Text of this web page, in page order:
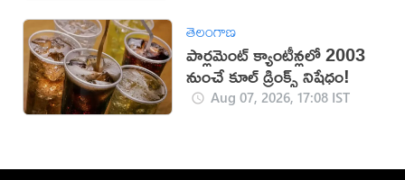
తెలంగాణ
పార్లమెంట్ క్యాంటీన్లలో 2003
నుంచే కూల్ డ్రింక్స్ నిషేధం!
Aug 07, 2026, 17:08 IST